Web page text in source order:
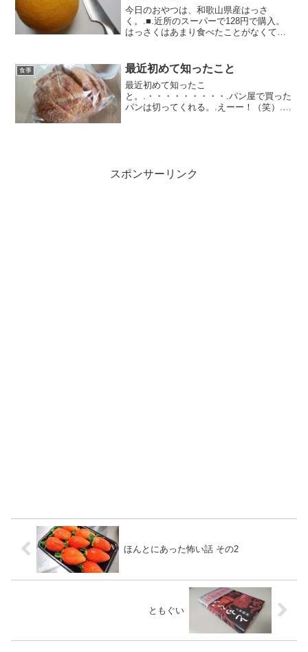
今日のおやつは、和歌山県産はっさ
く。.■.近所のスーパーで128円で購入。
はっさくはあまり食べたことがなくて、
んでいる。調べてみると1月から4月くら
いまでが旬らしい。た...
食事 最近初めて知ったこと
最近初めて知ったこ
と。.・・・・・・・・・.パン屋で買った
パンは切ってくれる。.えーー！（笑）..
スポンサーリンク
ほんとにあった怖い話 その2
ともぐい